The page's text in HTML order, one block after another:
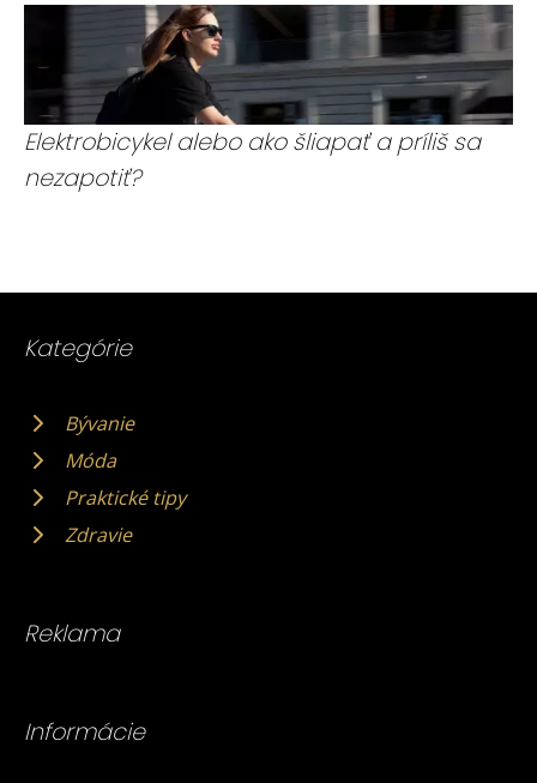
Elektrobicykel alebo ako šliapať a príliš sa
nezapotiť?
Kategórie
Bývanie
Móda
Praktické tipy
Zdravie
Reklama
Informácie